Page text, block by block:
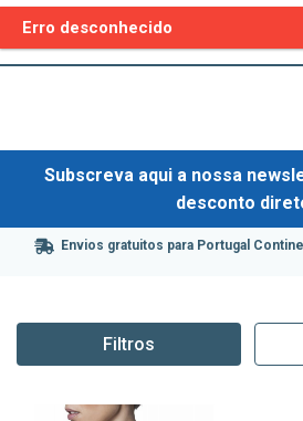
Subscreva aqui a nossa
desconto
Envios gratuitos para Portugal
Filtros
Erro desconhecido